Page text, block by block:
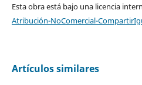
Esta obra está bajo una licencia
Atribución-NoComercial-
Artículos similares